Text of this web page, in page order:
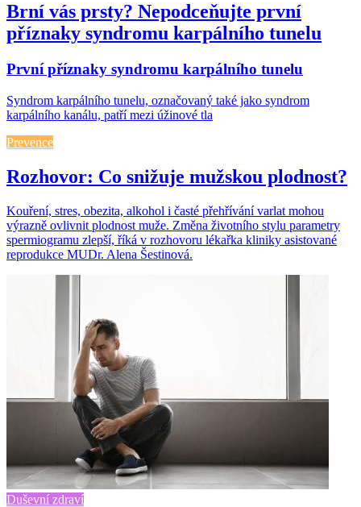
Brní vás prsty? Nepodceňujte první
příznaky syndromu karpálního tunelu
První příznaky syndromu karpálního tunelu
Syndrom karpálního tunelu, označovaný také jako syndrom
karpálního kanálu, patří mezi úžinové tla
Prevence
Rozhovor: Co snižuje mužskou plodnost?
Kouření, stres, obezita, alkohol i časté přehřívání varlat mohou
výrazně ovlivnit plodnost muže. Změna životního stylu parametry
spermiogramu zlepší, říká v rozhovoru lékařka kliniky asistované
reprodukce MUDr. Alena Šestinová.
Duševní zdraví